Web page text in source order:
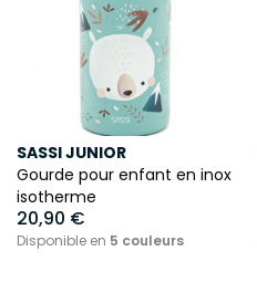
SASSI JUNIOR
Gourde pour enfant en inox
isotherme
20,90 €
Disponible en 5 couleurs